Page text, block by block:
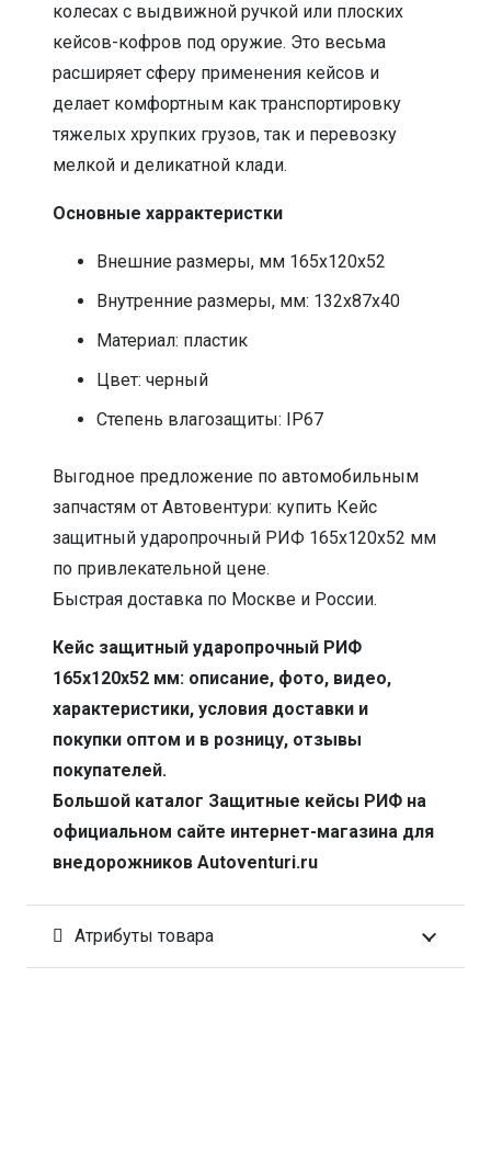
колесах с выдвижной ручкой или плоских
кейсов-кофров под оружие. Это весьма
расширяет сферу применения кейсов и
делает комфортным как транспортировку
тяжелых хрупких грузов, так и перевозку
мелкой и деликатной клади.
Основные харрактеристки
Внешние размеры, мм 165х120х52
Внутренние размеры, мм: 132х87х40
Материал: пластик
Цвет: черный
Степень влагозащиты: IP67
Выгодное предложение по автомобильным
запчастям от Автовентури: купить Кейс
защитный ударопрочный РИФ 165х120х52 мм
по привлекательной цене.
Быстрая доставка по Москве и России.
Кейс защитный ударопрочный РИФ
165х120х52 мм: описание, фото, видео,
характеристики, условия доставки и
покупки оптом и в розницу, отзывы
покупателей.
Большой каталог Защитные кейсы РИФ на
официальном сайте интернет-магазина для
внедорожников Autoventuri.ru
Атрибуты товара